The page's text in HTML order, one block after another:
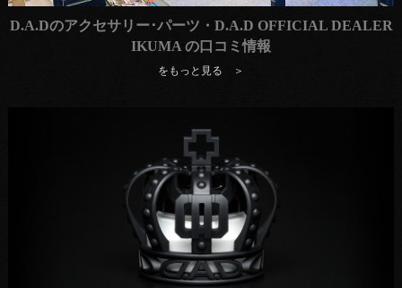
D.A.Dのアクセサリー･パーツ・D.A.D OFFICIAL DEALER
IKUMA の口コミ情報
をもっと見る ＞